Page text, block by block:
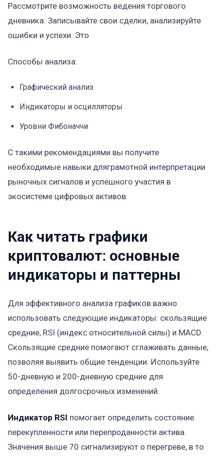
Рассмотрите возможность ведения торгового
дневника. Записывайте свои сделки, анализируйте
ошибки и успехи. Это
Способы анализа:
Графический анализ
Индикаторы и осцилляторы
Уровни Фибоначчи
С такими рекомендациями вы получите
необходимые навыки дляграмотной интерпретации
рыночных сигналов и успешного участия в
экосистеме цифровых активов.
Как читать графики
криптовалют: основные
индикаторы и паттерны
Для эффективного анализа графиков важно
использовать следующие индикаторы: скользящие
средние, RSI (индекс относительной силы) и MACD.
Скользящие средние помогают сглаживать данные,
позволяя выявить общие тенденции. Используйте
50-дневную и 200-дневную средние для
определения долгосрочных изменений.
Индикатор RSI помогает определить состояние
перекупленности или перепроданности актива.
Значения выше 70 сигнализируют о перегреве, в то